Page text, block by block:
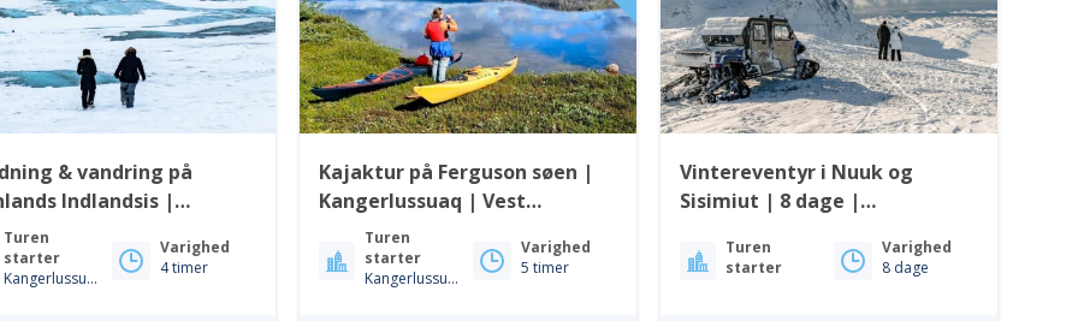
& vandring på
Indlandsis |
Turen
starter
Kangerlussuaq
Varighed
4 timer
Kajaktur på Ferguson søen |
Kangerlussuaq | Vest
Greenland
Turen
starter
Kangerlussuaq
Varighed
5 timer
Vintereventyr i Nuuk og
Sisimiut | 8 dage |
Turen
starter
Varighed
8 dage